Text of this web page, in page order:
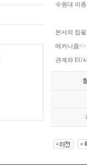
수원대 이
본서의 집
메커니즘
관계와 EU